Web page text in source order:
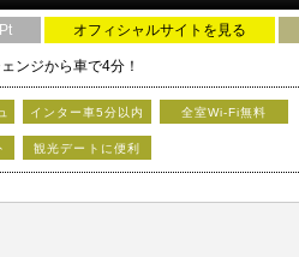
オフィシャルサイトを見る
ンジから車で4分！
湘南デートのご利用に…
せるサービスを充実しております
インター車5分以内 全室Wi-Fi無料
観光デートに便利